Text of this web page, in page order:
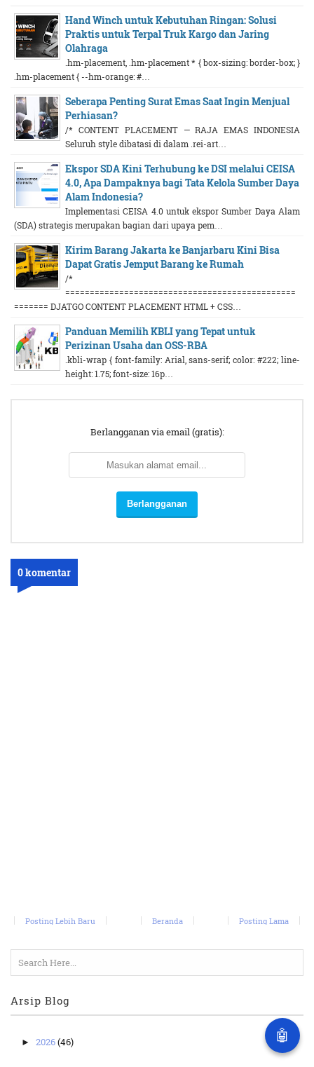
🤖
Hand Winch untuk Kebutuhan Ringan: Solusi
Praktis untuk Terpal Truk Kargo dan Jaring
Olahraga
.hm-placement, .hm-placement * { box-sizing: border-box; }
.hm-placement { --hm-orange: #…
Seberapa Penting Surat Emas Saat Ingin Menjual
Perhiasan?
/* CONTENT PLACEMENT — RAJA EMAS INDONESIA
Seluruh style dibatasi di dalam .rei-art…
Ekspor SDA Kini Terhubung ke DSI melalui CEISA
4.0, Apa Dampaknya bagi Tata Kelola Sumber Daya
Alam Indonesia?
Implementasi CEISA 4.0 untuk ekspor Sumber Daya Alam
(SDA) strategis merupakan bagian dari upaya pem…
Kirim Barang Jakarta ke Banjarbaru Kini Bisa
Dapat Gratis Jemput Barang ke Rumah
/*
===============================================
======= DJATGO CONTENT PLACEMENT HTML + CSS…
Panduan Memilih KBLI yang Tepat untuk
Perizinan Usaha dan OSS-RBA
.kbli-wrap { font-family: Arial, sans-serif; color: #222; line-
height: 1.75; font-size: 16p…
Berlangganan via email (gratis):
0 komentar
Posting Lebih Baru Posting Lama
Beranda
Arsip Blog
► 2026(46)